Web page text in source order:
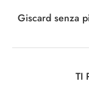
Giscard senza
TI